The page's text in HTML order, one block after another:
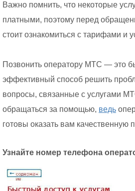
Важно помнить, что некоторые
платными, поэтому перед
стоит ознакомиться с тарифами и
Позвонить оператору МТС — это
эффективный способ решить
вопросы, связанные с услугами
обращаться за помощью, ведь
готовы оказать вам качественную
Узнайте номер телефона